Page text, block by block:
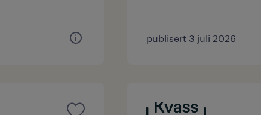
publisert 3 juli 2026